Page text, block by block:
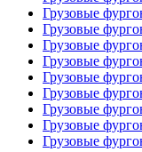
Грузовые
Грузовые
Грузовые
Грузовые
Грузовые
Грузовые
Грузовые
Грузовые
Грузовые